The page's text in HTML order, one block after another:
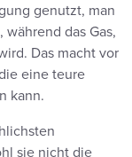
genutzt, man
das Gas,
Das macht vor
eine teure
kann.
sie nicht die